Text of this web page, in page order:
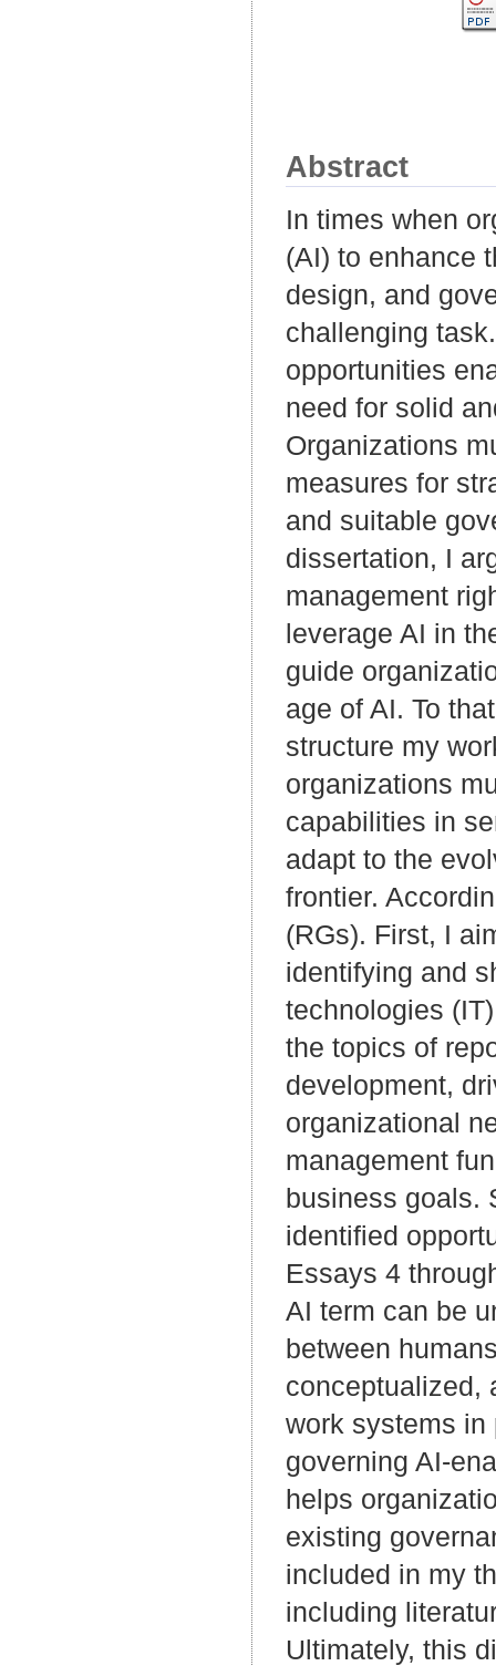
Abstract
In times when
(AI) to enhance
design, and
challenging
opportunities
need for solid
Organizations
measures for
and suitable
dissertation, I
management
leverage AI in
guide
age of AI. To
structure my
organizations
capabilities in
adapt to the
frontier.
(RGs). First, I
identifying and
technologies
the topics of
development,
organizational
management
business goals.
identified
Essays 4
AI term can be
between
conceptualized,
work systems in
governing AI-
helps
existing
included in my
including
Ultimately, this